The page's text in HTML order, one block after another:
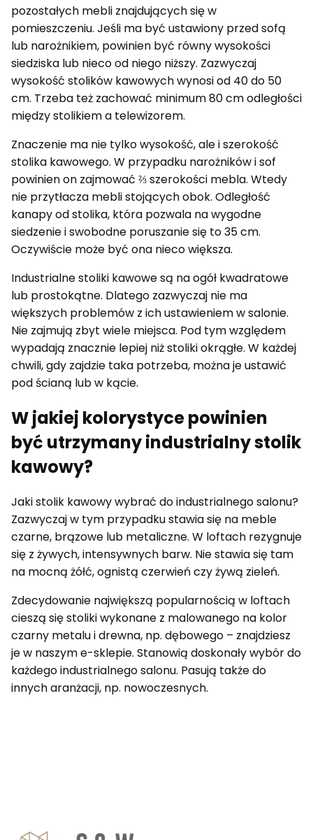
pozostałych mebli znajdujących się w
pomieszczeniu. Jeśli ma być ustawiony przed sofą
lub narożnikiem, powinien być równy wysokości
siedziska lub nieco od niego niższy. Zazwyczaj
wysokość stolików kawowych wynosi od 40 do 50
cm. Trzeba też zachować minimum 80 cm odległości
między stolikiem a telewizorem.
Znaczenie ma nie tylko wysokość, ale i szerokość
stolika kawowego. W przypadku narożników i sof
powinien on zajmować ⅔ szerokości mebla. Wtedy
nie przytłacza mebli stojących obok. Odległość
kanapy od stolika, która pozwala na wygodne
siedzenie i swobodne poruszanie się to 35 cm.
Oczywiście może być ona nieco większa.
Industrialne stoliki kawowe są na ogół kwadratowe
lub prostokątne. Dlatego zazwyczaj nie ma
większych problemów z ich ustawieniem w salonie.
Nie zajmują zbyt wiele miejsca. Pod tym względem
wypadają znacznie lepiej niż stoliki okrągłe. W każdej
chwili, gdy zajdzie taka potrzeba, można je ustawić
pod ścianą lub w kącie.
W jakiej kolorystyce powinien
być utrzymany industrialny stolik
kawowy?
Jaki stolik kawowy wybrać do industrialnego salonu?
Zazwyczaj w tym przypadku stawia się na meble
czarne, brązowe lub metaliczne. W loftach rezygnuje
się z żywych, intensywnych barw. Nie stawia się tam
na mocną żółć, ognistą czerwień czy żywą zieleń.
Zdecydowanie największą popularnością w loftach
cieszą się stoliki wykonane z malowanego na kolor
czarny metalu i drewna, np. dębowego – znajdziesz
je w naszym e-sklepie. Stanowią doskonały wybór do
każdego industrialnego salonu. Pasują także do
innych aranżacji, np. nowoczesnych.